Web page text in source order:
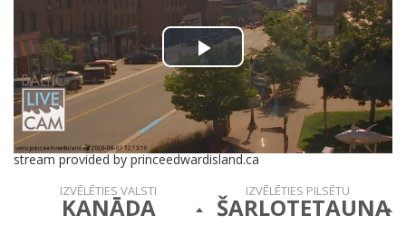
Play
Video
stream provided by princeedwardisland.ca
IZVĒLĒTIES VALSTI
KANĀDA
IZVĒLĒTIES PILSĒTU
ŠARLOTETAUNA